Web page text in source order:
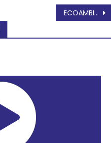
ECOAMBIENTE, ROVIGO TRARRÀ LE INEVITABILI CONCLUSIONI?